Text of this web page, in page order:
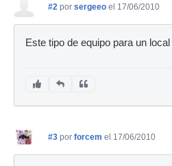
#2 por sergeeo el 17/06/2010
Este tipo de equipo para un
#3 por forcem el 17/06/2010